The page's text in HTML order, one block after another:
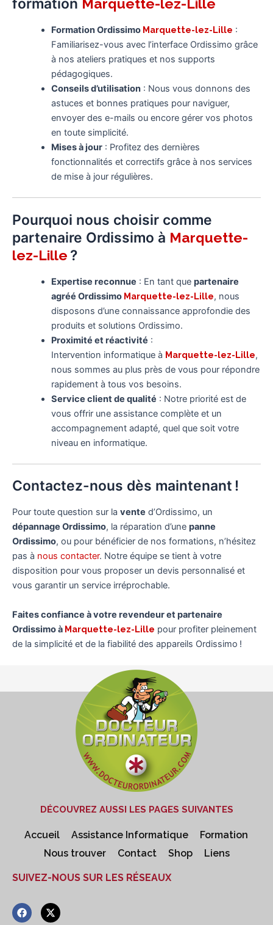
formation Marquette-lez-Lille
Formation Ordissimo Marquette-lez-Lille :
Familiarisez-vous avec l’interface Ordissimo grâce
à nos ateliers pratiques et nos supports
pédagogiques.
Conseils d’utilisation: Nous vous donnons des
astuces et bonnes pratiques pour naviguer,
envoyer des e-mails ou encore gérer vos photos
en toute simplicité.
Mises à jour: Profitez des dernières
fonctionnalités et correctifs grâce à nos services
de mise à jour régulières.
Pourquoi nous choisir comme
partenaire Ordissimo à Marquette-
lez-Lille ?
Expertise reconnue : En tant que partenaire
agréé Ordissimo Marquette-lez-Lille, nous
disposons d’une connaissance approfondie des
produits et solutions Ordissimo.
Proximité et réactivité :
Intervention informatique à Marquette-lez-Lille,
nous sommes au plus près de vous pour répondre
rapidement à tous vos besoins.
Service client de qualité : Notre priorité est de
vous offrir une assistance complète et un
accompagnement adapté, quel que soit votre
niveau en informatique.
Contactez-nous dès maintenant !
Pour toute question sur la vente d’Ordissimo, un
dépannage Ordissimo, la réparation d’une panne
Ordissimo, ou pour bénéficier de nos formations, n’hésitez
pas à nous contacter. Notre équipe se tient à votre
disposition pour vous proposer un devis personnalisé et
vous garantir un service irréprochable.
Faites confiance à votre revendeur et partenaire
Ordissimo à Marquette-lez-Lille pour profiter pleinement
de la simplicité et de la fiabilité des appareils Ordissimo !
DÉCOUVREZ AUSSI LES PAGES SUIVANTES
Accueil Assistance Informatique
Formation
Nous trouver
Contact Shop Liens
SUIVEZ-NOUS SUR LES RÉSEAUX
F
a
X
-